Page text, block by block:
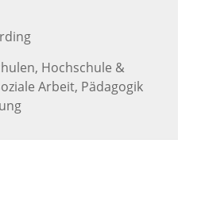
Hochschule &
Arbeit, Pädagogik